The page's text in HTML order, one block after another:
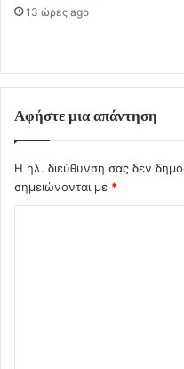
13 ώρες ago
Αφήστε μια απάντηση
Η ηλ. διεύθυνση σας δεν
σημειώνονται με *